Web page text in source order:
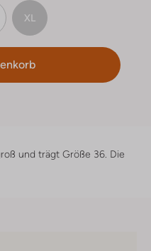
XL
und trägt Größe 36. Die